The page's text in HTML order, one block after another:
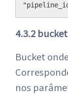
4.3.2 bucket
Bucket
nos